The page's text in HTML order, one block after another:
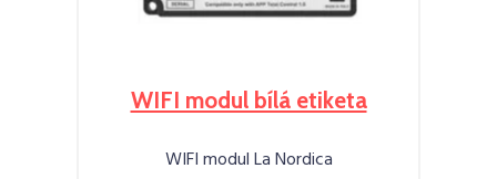
WIFI modul bílá etiketa
WIFI modul La Nordica